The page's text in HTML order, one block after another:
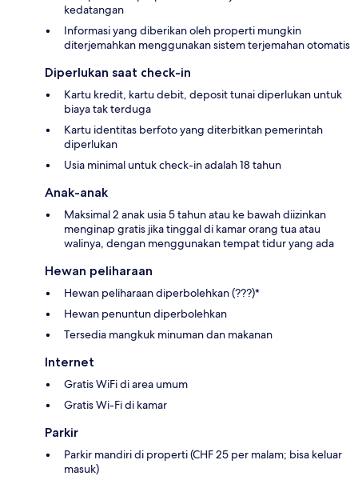
kedatangan
Informasi yang diberikan oleh properti mungkin
diterjemahkan menggunakan sistem terjemahan otomatis
Diperlukan saat check-in
Kartu kredit, kartu debit, deposit tunai diperlukan untuk
biaya tak terduga
Kartu identitas berfoto yang diterbitkan pemerintah
diperlukan
Usia minimal untuk check-in adalah 18 tahun
Anak-anak
Maksimal 2 anak usia 5 tahun atau ke bawah diizinkan
menginap gratis jika tinggal di kamar orang tua atau
walinya, dengan menggunakan tempat tidur yang ada
Hewan peliharaan
Hewan peliharaan diperbolehkan (???)*
Hewan penuntun diperbolehkan
Tersedia mangkuk minuman dan makanan
Internet
Gratis WiFi di area umum
Gratis Wi-Fi di kamar
Parkir
Parkir mandiri di properti (CHF 25 per malam; bisa keluar
masuk)